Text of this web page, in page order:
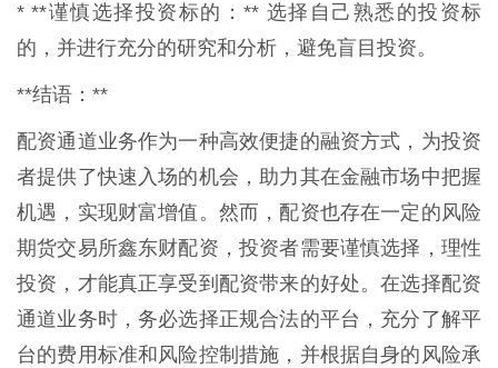
* **谨慎选择投资标的：** 选择自己熟悉的投资标
的，并进行充分的研究和分析，避免盲目投资。
**结语：**
配资通道业务作为一种高效便捷的融资方式，为投资
者提供了快速入场的机会，助力其在金融市场中把握
机遇，实现财富增值。然而，配资也存在一定的风险
期货交易所鑫东财配资，投资者需要谨慎选择，理性
投资，才能真正享受到配资带来的好处。在选择配资
通道业务时，务必选择正规合法的平台，充分了解平
台的费用标准和风险控制措施，并根据自身的风险承